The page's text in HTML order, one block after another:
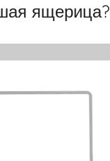
ящерица?